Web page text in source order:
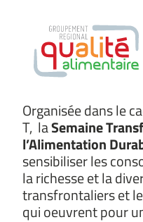
Organisée dans le
T, laSemaine
l’Alimentation
sensibiliser les
la richesse et la
transfrontaliers et
qui oeuvrent pour